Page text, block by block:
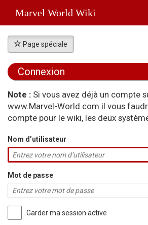
Marvel World Wiki
Page spéciale
Connexion
Note : Si vous avez déjà un compte
www.Marvel-World.com il vous
compte pour le wiki, les deux
Nom d’utilisateur
Mot de passe
Garder ma session active